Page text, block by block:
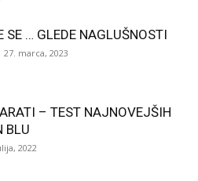
SE … GLEDE NAGLUŠNOSTI
27. marca, 2023
– TEST NAJNOVEJŠIH
BLU
2022